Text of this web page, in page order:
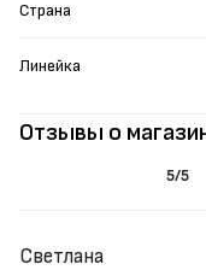
Отзывы о
5/5
Светлана
Страна
Линейка